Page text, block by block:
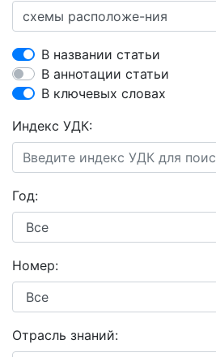
В названии статьи
В аннотации статьи
В ключевых словах
Индекс УДК:
Год:
Номер:
Отрасль знаний: